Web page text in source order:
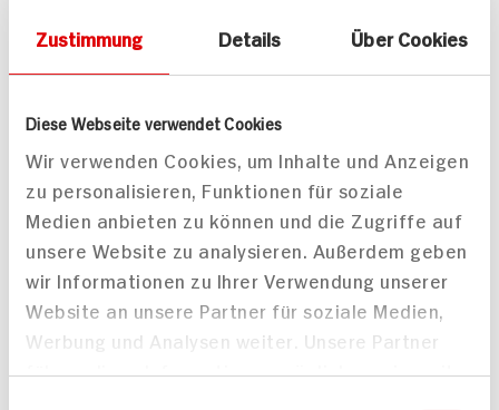
Zustimmung Details Über Cookies
Diese Webseite verwendet Cookies
Wir verwenden Cookies, um Inhalte und Anzeigen
zu personalisieren, Funktionen für soziale
Medien anbieten zu können und die Zugriffe auf
unsere Website zu analysieren. Außerdem geben
wir Informationen zu Ihrer Verwendung unserer
Website an unsere Partner für soziale Medien,
Werbung und Analysen weiter. Unsere Partner
führen diese Informationen möglicherweise mit
Senfsauce und
Sauerkraut
80 min
979 kcal p. Portion
Leicht
Kartoffelgratin
165 min
1.638 kcal p. Portion
Mittel